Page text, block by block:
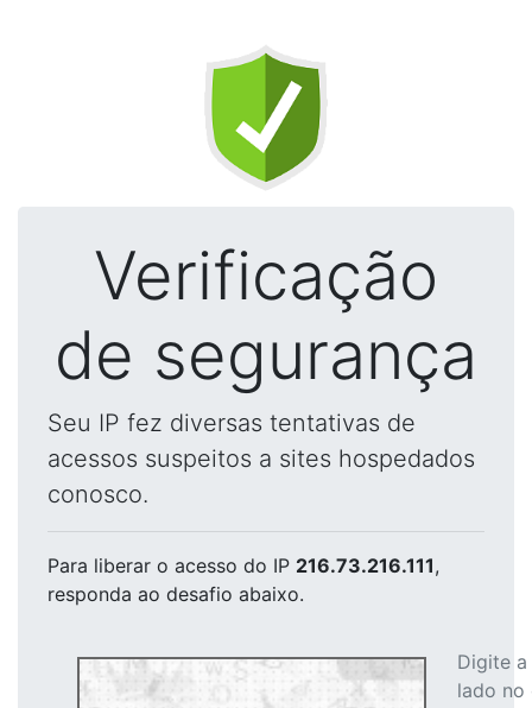
Verificação
de segurança
Seu IP fez diversas tentativas de
acessos suspeitos a sites hospedados
conosco.
Para liberar o acesso do IP 216.73.216.111,
responda ao desafio abaixo.
Digite
lado no